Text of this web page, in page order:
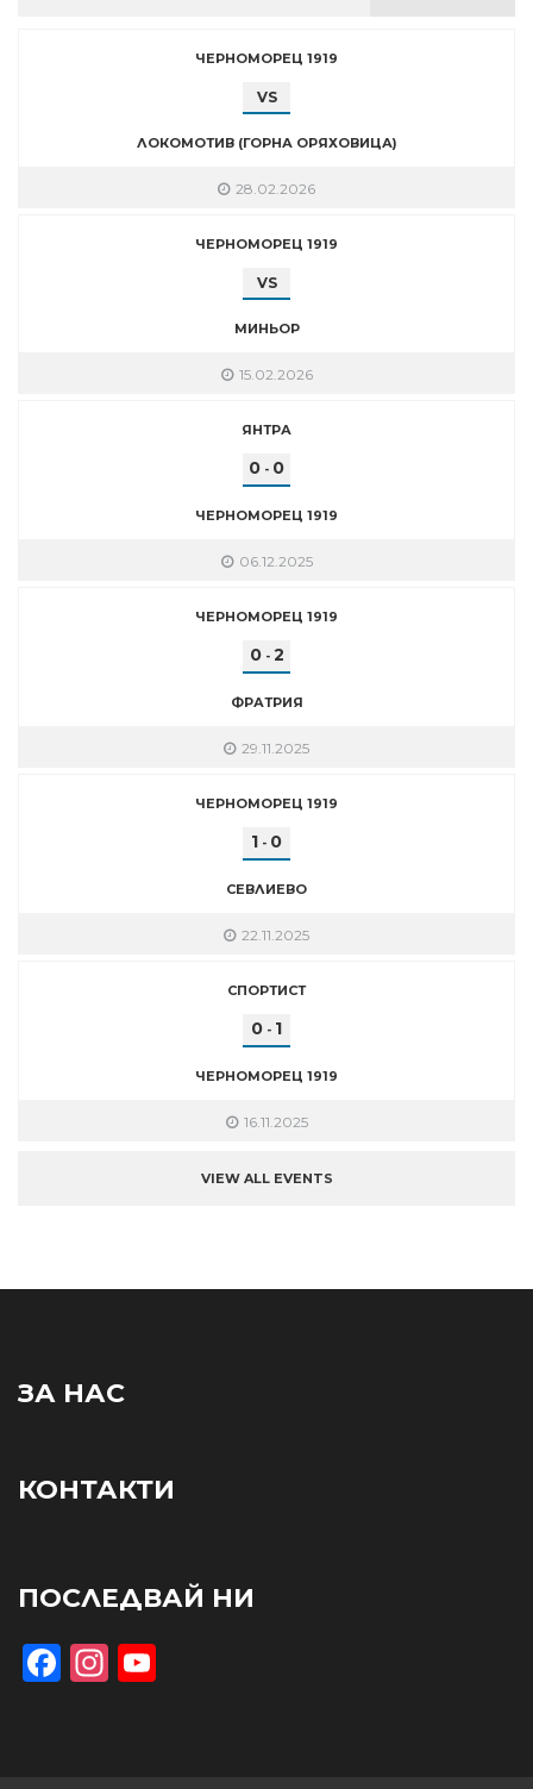
ЧЕРНОМОРЕЦ 1919
VS
ЛОКОМОТИВ (ГОРНА ОРЯХОВИЦА)
28.02.2026
ЧЕРНОМОРЕЦ 1919
VS
МИНЬОР
15.02.2026
ЯНТРА
0 - 0
ЧЕРНОМОРЕЦ 1919
06.12.2025
ЧЕРНОМОРЕЦ 1919
0- 2
ФРАТРИЯ
29.11.2025
ЧЕРНОМОРЕЦ 1919
1 - 0
СЕВЛИЕВО
22.11.2025
СПОРТИСТ
0 - 1
ЧЕРНОМОРЕЦ 1919
16.11.2025
VIEW ALL EVENTS
ЗА НАС
КОНТАКТИ
ПОСЛЕДВАЙ НИ
Facebook
Instagram